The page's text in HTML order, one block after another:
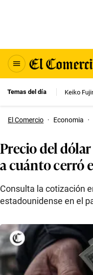
Temas del día Keiko
El Comercio · Economia ·
Precio del
a cuánto cerró
Consulta la cotización
estadounidense en el